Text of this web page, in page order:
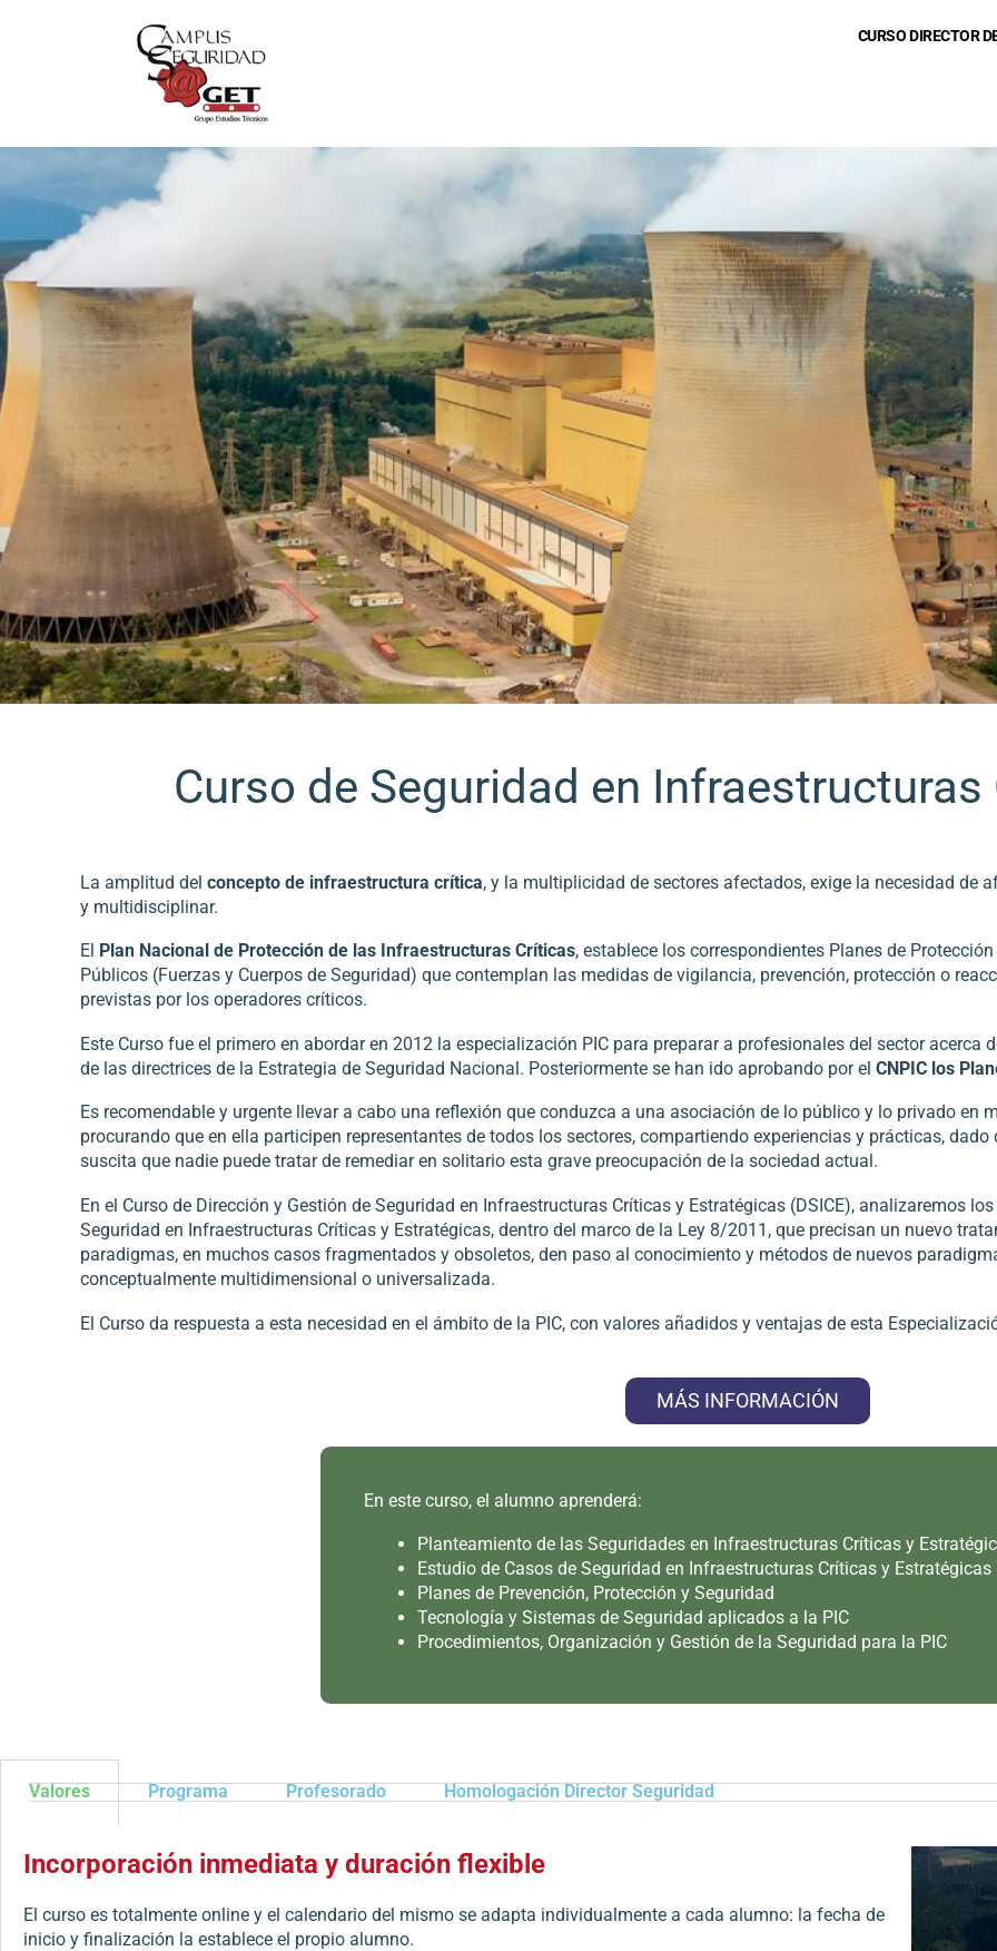
CURSO DIRECTOR
Curso de Seguridad en Infraestructuras
La amplitud del concepto de infraestructura crítica, y la multiplicidad de sectores afectados, exige la necesidad de
y multidisciplinar.
El Plan Nacional de Protección de las Infraestructuras Críticas, establece los correspondientes Planes de
Públicos (Fuerzas y Cuerpos de Seguridad) que contemplan las medidas de vigilancia, prevención, protección o
previstas por los operadores críticos.
Este Curso fue el primero en abordar en 2012 la especialización PIC para preparar a profesionales del sector
de las directrices de la Estrategia de Seguridad Nacional. Posteriormente se han ido aprobando por el CNPIC los
Es recomendable y urgente llevar a cabo una reflexión que conduzca a una asociación de lo público y lo privado en
procurando que en ella participen representantes de todos los sectores, compartiendo experiencias y prácticas,
suscita que nadie puede tratar de remediar en solitario esta grave preocupación de la sociedad actual.
En el Curso de Dirección y Gestión de Seguridad en Infraestructuras Críticas y Estratégicas (DSICE), analizaremos
Seguridad en Infraestructuras Críticas y Estratégicas, dentro del marco de la Ley 8/2011, que precisan un nuevo
paradigmas, en muchos casos fragmentados y obsoletos, den paso al conocimiento y métodos de nuevos
conceptualmente multidimensional o universalizada.
El Curso da respuesta a esta necesidad en el ámbito de la PIC, con valores añadidos y ventajas de esta
MÁS INFORMACIÓN
En este curso, el alumno aprenderá:
Planteamiento de las Seguridades en Infraestructuras Críticas y
Estudio de Casos de Seguridad en Infraestructuras Críticas y Estratégicas
Planes de Prevención, Protección y Seguridad
Tecnología y Sistemas de Seguridad aplicados a la PIC
Procedimientos, Organización y Gestión de la Seguridad para la PIC
Valores Programa Profesorado Homologación Director Seguridad
Incorporación inmediata y duración flexible
El curso es totalmente online y el calendario del mismo se adapta individualmente a cada alumno: la fecha de
inicio y finalización la establece el propio alumno.